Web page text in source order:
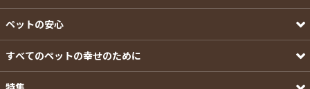
ペットの安心
すべてのペットの幸せのために